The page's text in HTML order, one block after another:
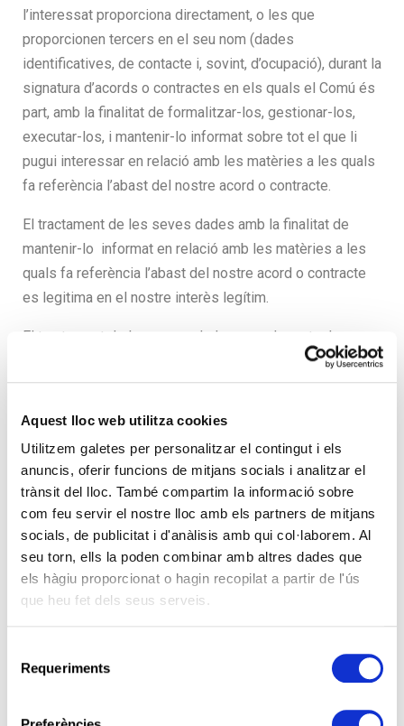
Aquest lloc web utilitza cookies
Utilitzem galetes per personalitzar el contingut i els
anuncis, oferir funcions de mitjans socials i analitzar el
trànsit del lloc. També compartim la informació sobre
com feu servir el nostre lloc amb els partners de mitjans
socials, de publicitat i d'anàlisis amb qui col·laborem. Al
seu torn, ells la poden combinar amb altres dades que
els hàgiu proporcionat o hagin recopilat a partir de l'ús
que heu fet dels seus serveis.
Requeriments
l’interessat proporciona directament, o les que
proporcionen tercers en el seu nom (dades
identificatives, de contacte i, sovint, d’ocupació), durant la
signatura d’acords o contractes en els quals el Comú és
part, amb la finalitat de formalitzar-los, gestionar-los,
executar-los, i mantenir-lo informat sobre tot el que li
pugui interessar en relació amb les matèries a les quals
fa referència l’abast del nostre acord o contracte.
El tractament de les seves dades amb la finalitat de
mantenir-lo informat en relació amb les matèries a les
quals fa referència l’abast del nostre acord o contracte
es legitima en el nostre interès legítim.
El tractament de les seves dades per a la resta de
finalitats està legitimat, en aquests casos, per ser
necessari per executar els termes i condicions del
condicions precontractuals quan vostè així ho sol·liciti.
Per preservar la seguretat
mitjançant videovigilància
Recollim la seva imatge a través dels nostres sistemes
de videovigilància amb la finalitat de preservar la
vídeo com a prova.
La base de legitimació per als citats tractaments és